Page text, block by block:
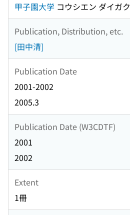
甲子園大学 コウシエン ダイガク
Publication, Distribution, etc.
[田中清]
Publication Date
2001-2002
2005.3
Publication Date (W3CDTF)
2001
2002
Extent
1冊